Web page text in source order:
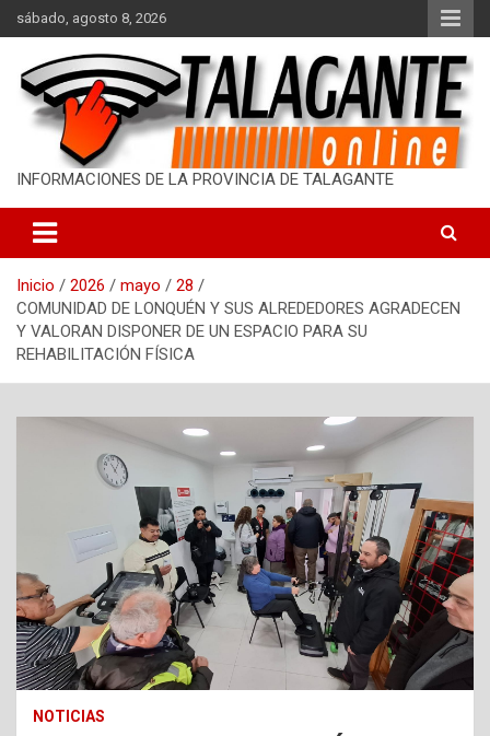
a
t
o
sábado, agosto 8, 2026
INFORMACIONES DE LA PROVINCIA DE TALAGANTE
Inicio 2026 mayo
28
COMUNIDAD DE LONQUÉN Y SUS ALREDEDORES AGRADECEN
Y VALORAN DISPONER DE UN ESPACIO PARA SU
REHABILITACIÓN FÍSICA
NOTICIAS